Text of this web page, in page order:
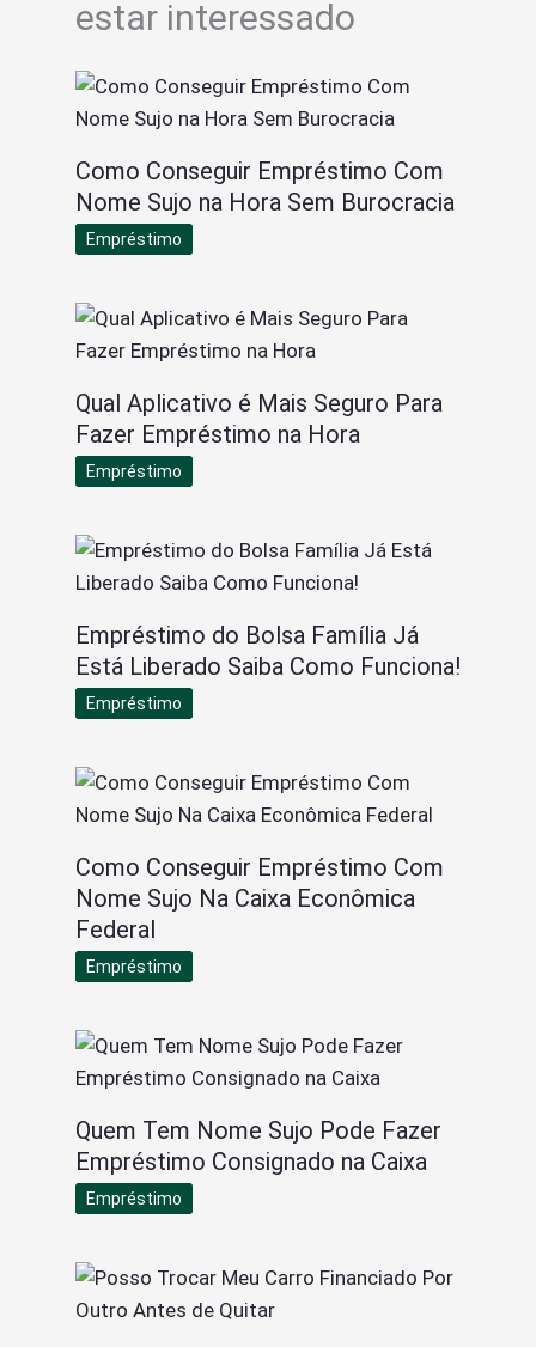
estar interessado
Como Conseguir Empréstimo Com
Nome Sujo na Hora Sem Burocracia
Empréstimo
Qual Aplicativo é Mais Seguro Para
Fazer Empréstimo na Hora
Empréstimo
Empréstimo do Bolsa Família Já
Está Liberado Saiba Como Funciona!
Empréstimo
Como Conseguir Empréstimo Com
Nome Sujo Na Caixa Econômica
Federal
Empréstimo
Quem Tem Nome Sujo Pode Fazer
Empréstimo Consignado na Caixa
Empréstimo